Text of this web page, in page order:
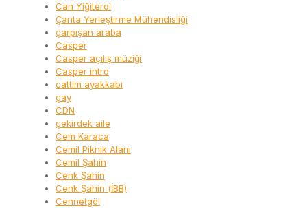
Can Yiğiterol
Çanta Yerleştirme Mühendisliği
çarpışan araba
Casper
Casper açılış müziği
Casper intro
cattim ayakkabı
çay
CDN
çekirdek aile
Cem Karaca
Cemil Piknik Alanı
Cemil Şahin
Cenk Şahin
Cenk Şahin (İBB)
Cennetgöl